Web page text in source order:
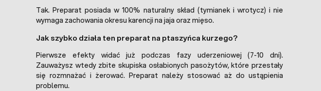
Tak. Preparat posiada w 100% naturalny skład (tymianek i wrotycz) i nie
wymaga zachowania okresu karencji na jaja oraz mięso.
Jak szybko działa ten preparat na ptaszyńca kurzego?
Pierwsze efekty widać już podczas fazy uderzeniowej (7-10 dni).
Zauważysz wtedy zbite skupiska osłabionych pasożytów, które przestały
się rozmnażać i żerować. Preparat należy stosować aż do ustąpienia
problemu.